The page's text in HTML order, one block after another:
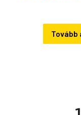
Tovább